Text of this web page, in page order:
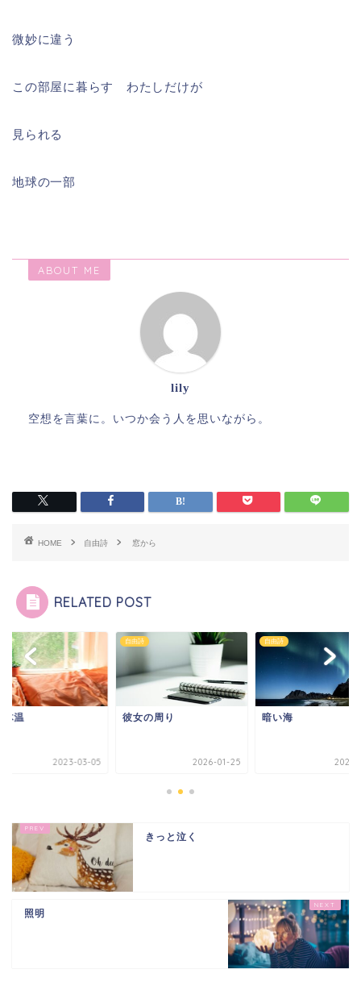
微妙に違う
この部屋に暮らす わたしだけが
見られる
地球の一部
ABOUT ME
lily
空想を言葉に。いつか会う人を思いながら。
HOME 自由詩 窓から
RELATED POST
体温
2023-03-05
自由詩
彼女の周り
2026-01-25
自由詩
暗い海
2021-
きっと泣く
照明